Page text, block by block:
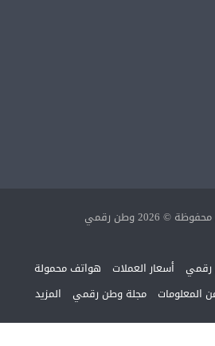
2026 وطن رقمي
أسعار العملات هواتف محمولة
المعلومات مجلة وطن رقمي المزيد